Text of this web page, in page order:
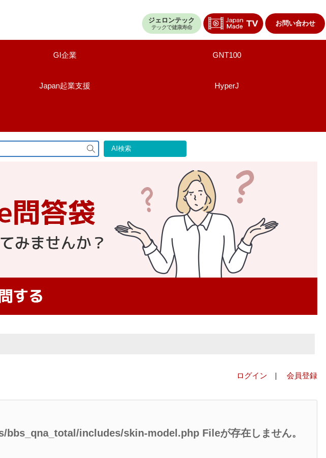
ジェロンテック
テックで健康寿命 お問い合わせ
GI企業 GNT100
Japan起業支援 HyperJ
検
索
AI検索
ログイン | 会員登録
includes/skin-model.php Fileが存在しません。